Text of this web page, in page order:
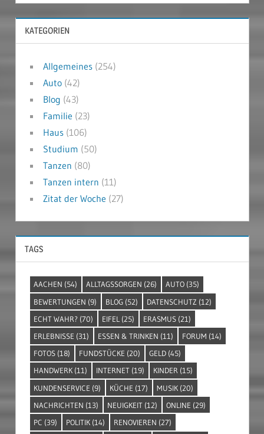
KATEGORIEN
Allgemeines(254)
Auto(42)
Blog (43)
Familie (23)
Haus(106)
Studium (50)
Tanzen (80)
Tanzen intern (11)
Zitat der Woche (27)
TAGS
AACHEN (54) ALLTAGSSORGEN (26) AUTO (35)
BEWERTUNGEN (9) BLOG (52) DATENSCHUTZ (12)
ECHT WAHR? (70) EIFEL (25) ERASMUS (21)
ERLEBNISSE (31) ESSEN & TRINKEN (11) FORUM (14)
FOTOS (18) FUNDSTÜCKE (20) GELD (45)
HANDWERK (11) INTERNET (19) KINDER (15)
KUNDENSERVICE (9) KÜCHE (17) MUSIK (20)
NACHRICHTEN (13) NEUIGKEIT (12) ONLINE (29)
PC (39) POLITIK (14) RENOVIEREN (27)